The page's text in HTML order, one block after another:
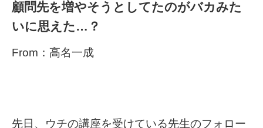
顧問先を増やそうとしてたのがバカみた
いに思えた…？
From：高名一成
先日、ウチの講座を受けている先生のフォロー